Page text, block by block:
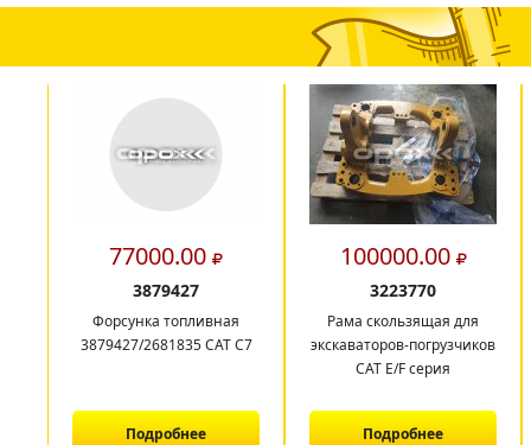
77000.00
3879427
Форсунка топливная
3879427/2681835 CAT C7
Подробнее
100000.00
3223770
Рама скользящая для
экскаваторов-погрузчиков
CAT E/F серия
Подробнее